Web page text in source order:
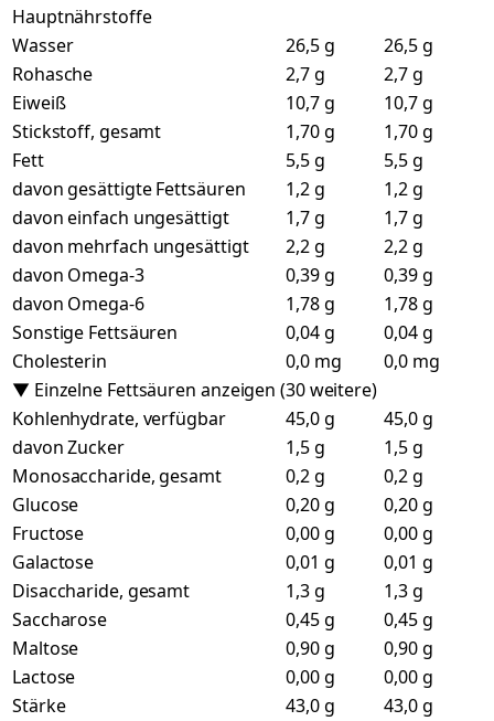
Hauptnährstoffe
Wasser
26,5 g
26,5 g
Rohasche
2,7 g
2,7 g
Eiweiß
10,7 g
10,7 g
Stickstoff, gesamt
1,70 g
1,70 g
Fett
5,5 g
5,5 g
davon gesättigte Fettsäuren
1,2 g
1,2 g
davon einfach ungesättigt
1,7 g
1,7 g
davon mehrfach ungesättigt
2,2 g
2,2 g
davon Omega-3
0,39 g
0,39 g
davon Omega-6
1,78 g
1,78 g
Sonstige Fettsäuren
0,04 g
0,04 g
Cholesterin
0,0 mg
0,0 mg
▼ Einzelne Fettsäuren anzeigen (30 weitere)
Kohlenhydrate, verfügbar
45,0 g
45,0 g
davon Zucker
1,5 g
1,5 g
Monosaccharide, gesamt
0,2 g
0,2 g
Glucose
0,20 g
0,20 g
Fructose
0,00 g
0,00 g
Galactose
0,01 g
0,01 g
Disaccharide, gesamt
1,3 g
1,3 g
Saccharose
0,45 g
0,45 g
Maltose
0,90 g
0,90 g
Lactose
0,00 g
0,00 g
Stärke
43,0 g
43,0 g